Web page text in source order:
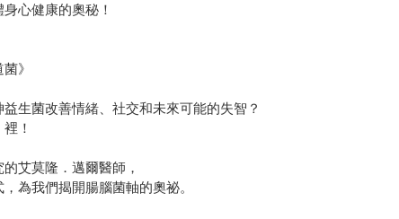
心健康的奧秘！
》
生菌改善情緒、社交和未來可能的失智？
！
艾莫隆．邁爾醫師，
為我們揭開腸腦菌軸的奧祕。